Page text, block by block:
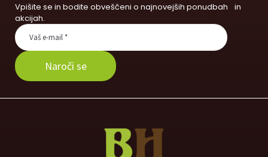
Vpišite se in bodite obveščeni o najnovejših ponudbah in
akcijah.